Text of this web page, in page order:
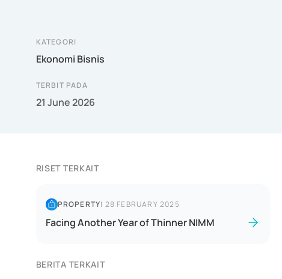
KATEGORI
Ekonomi Bisnis
TERBIT PADA
21 June 2026
RISET TERKAIT
PROPERTY| 28 FEBRUARY 2025
Facing Another Year of Thinner NIMM
BERITA TERKAIT